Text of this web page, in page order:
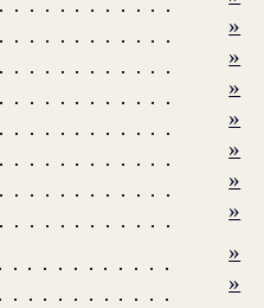
»
»
»
»
»
»
»
»
»